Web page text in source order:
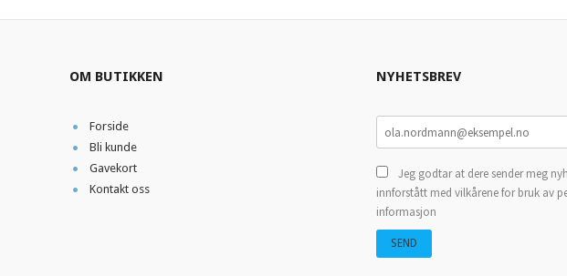
OM BUTIKKEN
Forside
Bli kunde
Gavekort
Kontakt oss
NYHETSBREV
Jeg godtar at dere sender meg
innforstått med vilkårene for bruk av
informasjon